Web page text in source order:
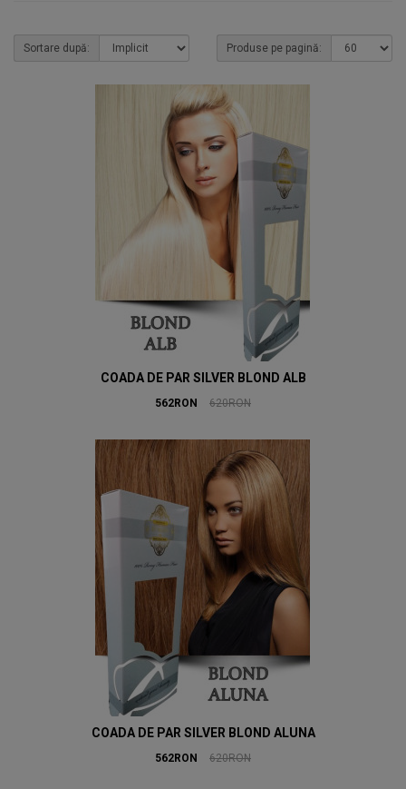
Sortare după: Produse pe pagină:
COADA DE PAR SILVER BLOND ALB
562RON 620RON
COADA DE PAR SILVER BLOND ALUNA
562RON 620RON